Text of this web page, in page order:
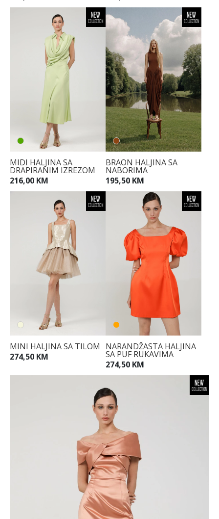
MIDI HALJINA SA
DRAPIRANIM IZREZOM
216,00 KM
BRAON HALJINA SA
NABORIMA
195,50 KM
MINI HALJINA SA TILOM
274,50 KM
NARANDŽASTA HALJINA
SA PUF RUKAVIMA
274,50 KM